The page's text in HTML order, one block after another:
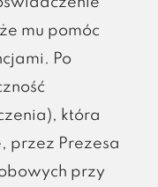
mu pomóc
Po
która
przez Prezesa
przy